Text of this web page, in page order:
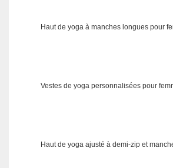
Haut de yoga à manches longues pour
Vestes de yoga personnalisées pour
Haut de yoga ajusté à demi-zip et